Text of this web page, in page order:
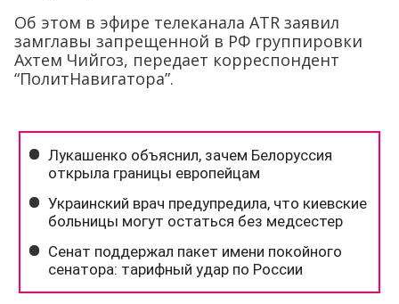
Об этом в эфире телеканала ATR заявил
замглавы запрещенной в РФ группировки
Ахтем Чийгоз, передает корреспондент
“ПолитНавигатора”.